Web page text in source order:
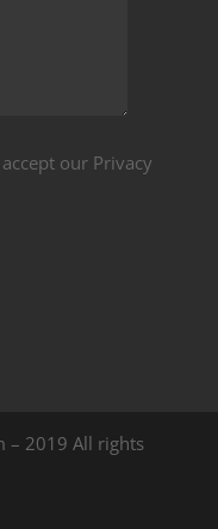
our Privacy
– 2019 All rights